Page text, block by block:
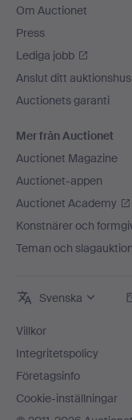
Om Auctionet
Press
Lediga jobb
Anslut ditt auktionshus
Auctionets garanti
Mer från Auctionet
Auctionet Magazine
Auctionet-appen
Auctionet Academy
Konstnärer och
Teman och
Svenska
Villkor
Integritetspolicy
Företagsinfo
Cookie-inställningar